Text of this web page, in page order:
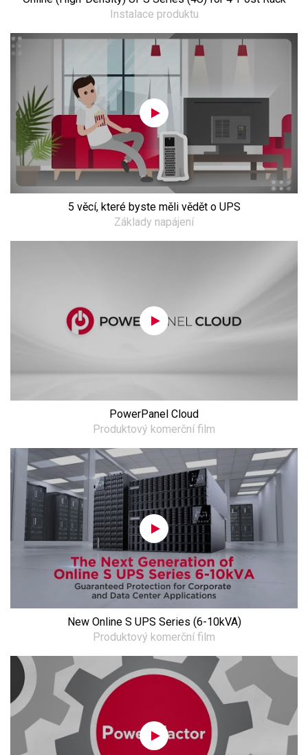
Instalace produktu
5 věcí, které byste měli vědět o UPS
Základy napájení
PowerPanel Cloud
Produktový komerční film
New Online S UPS Series (6-10kVA)
Produktový komerční film